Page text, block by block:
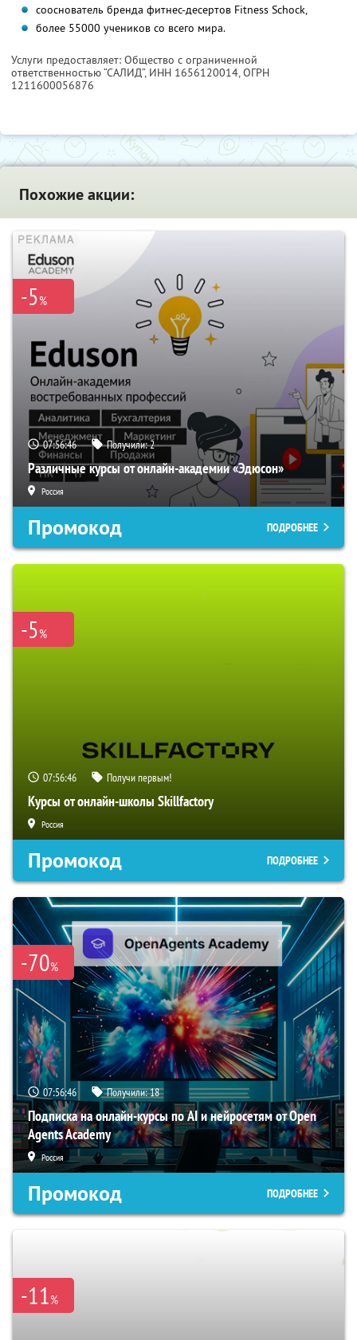
сооснователь бренда фитнес-десертов Fitness Schock,
более 55000 учеников со всего мира.
Услуги предоставляет: Общество с ограниченной
ответственностью “САЛИД”, ИНН 1656120014, ОГРН
1211600056876
Похожие акции:
-5%
07:56:45 Получили:2
Различные курсы от онлайн-академии «Эдюсон»
Россия
Промокод ПОДРОБНЕЕ
-5%
07:56:45 Получи первым!
Курсы от онлайн-школы Skillfactory
Россия
Промокод ПОДРОБНЕЕ
-70%
07:56:45 Получили:18
Подписка на онлайн-курсы по AI и нейросетям от Open
Agents Academy
Россия
Промокод ПОДРОБНЕЕ
-11%